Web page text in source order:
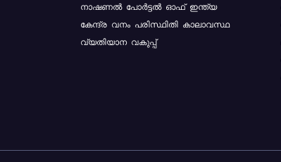
നാഷണൽ പോർട്ടൽ ഓഫ് ഇന്ത്യ
കേന്ദ്ര വനം പരിസ്ഥിതി കാലാവസ്ഥ
വ്യതിയാന വകുപ്പ്